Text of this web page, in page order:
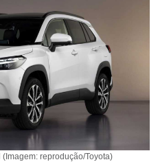
reprodução/Toyota)